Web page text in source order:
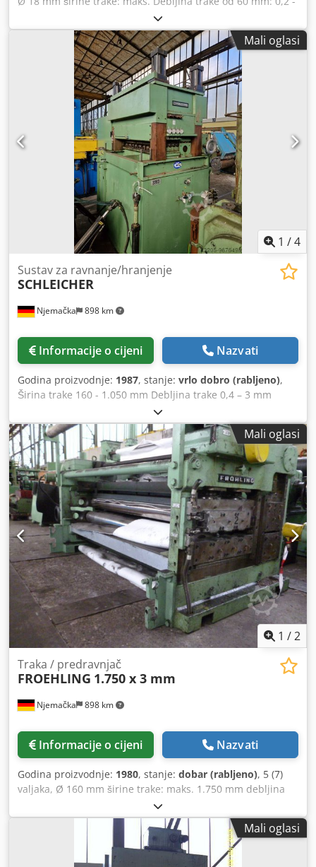
0,8 mm Cedpfx Aobif Egohqorf
Mali oglasi
1 /4
Njemačka 898 km
Sustav za ravnanje/hranjenje
SCHLEICHER
Informacije o cijeni Nazvati
Godina proizvodnje: 1987, stanje: vrlo dobro (rabljeno),
Širina trake 160 - 1.050 mm Debljina trake 0,4 – 3 mm
Poprečni presjek remena 2500 mm² Referentni materijal
(vlačna čvrstoća) 420 N/mm² Crsdpfx Aelil Aujhqsf
Mali oglasi
1 /2
Njemačka 898 km
Traka / predravnjač
FROEHLING 1.750 x 3 mm
Informacije o cijeni Nazvati
Godina proizvodnje: 1980, stanje: dobar (rabljeno), 5 (7)
valjaka, Ø 160 mm širine trake: maks. 1.750 mm debljina
trake: 0,4 - 3 mm Codpfx Ahodnztwoqorf
Mali oglasi